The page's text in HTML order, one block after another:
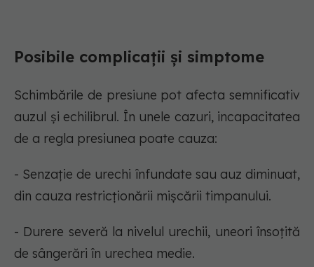
Posibile complicații și simptome
Schimbările de presiune pot afecta semnificativ
auzul și echilibrul. În unele cazuri, incapacitatea
de a regla presiunea poate cauza:
- Senzație de urechi înfundate sau auz diminuat,
din cauza restricționării mișcării timpanului.
- Durere severă la nivelul urechii, uneori însoțită
de sângerări în urechea medie.